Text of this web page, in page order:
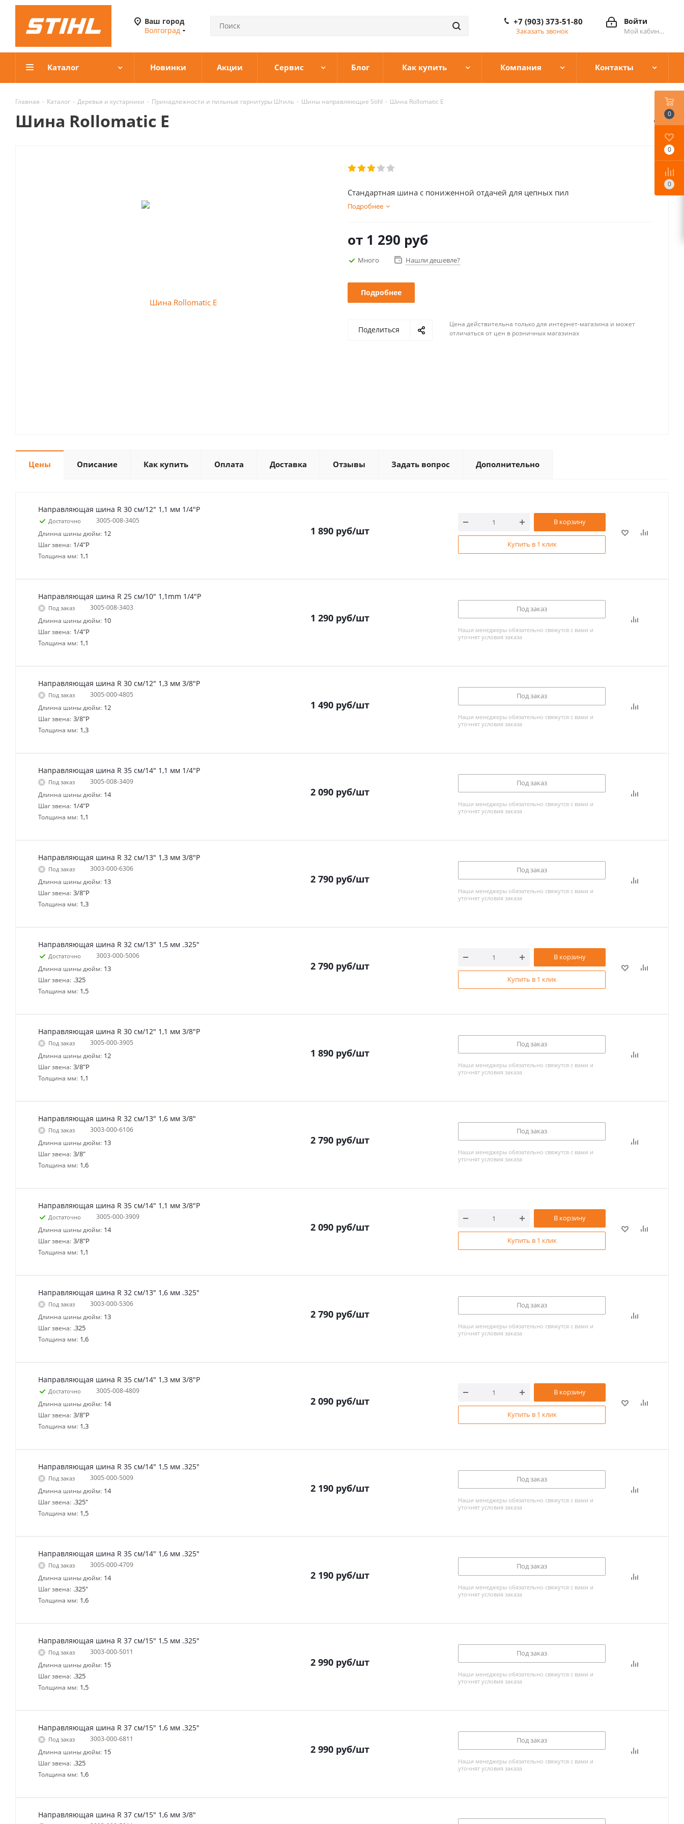
Ваш город
Волгоград
Войти
Мой кабинет
+7 (903) 373-51-80
Заказать звонок
Каталог Новинки Акции Сервис Блог Как купить Компания Контакты
Главная - Каталог - Деревья и кустарники - Принадлежности и пильные гарнитуры Штиль - Шины направляющие Stihl - Шина Rollomatic E
Шина Rollomatic E
Стандартная шина с пониженной отдачей для цепных пил
Подробнее
от 1 290 руб
Много Нашли дешевле?
Подробнее
Поделиться
Цена действительна только для интернет-магазина и может
отличаться от цен в розничных магазинах
Цены Описание Как купить Оплата Доставка Отзывы Задать вопрос Дополнительно
Направляющая шина R 30 см/12" 1,1 мм 1/4"P
Достаточно
3005-008-3405
Длинна шины дюйм: 12
Шаг звена: 1/4"P
Толщина мм: 1,1
1 890 руб/шт
В корзину
Купить в 1 клик
Направляющая шина R 25 см/10" 1,1mm 1/4"P
Под заказ
3005-008-3403
Длинна шины дюйм: 10
Шаг звена: 1/4"P
Толщина мм: 1,1
1 290 руб/шт
Под заказ
Наши менеджеры обязательно свяжутся с вами и
уточнят условия заказа
Направляющая шина R 30 см/12" 1,3 мм 3/8"P
Под заказ
3005-000-4805
Длинна шины дюйм: 12
Шаг звена: 3/8"P
Толщина мм: 1,3
1 490 руб/шт
Под заказ
Наши менеджеры обязательно свяжутся с вами и
уточнят условия заказа
Направляющая шина R 35 см/14" 1,1 мм 1/4"P
Под заказ
3005-008-3409
Длинна шины дюйм: 14
Шаг звена: 1/4"P
Толщина мм: 1,1
2 090 руб/шт
Под заказ
Наши менеджеры обязательно свяжутся с вами и
уточнят условия заказа
Направляющая шина R 32 см/13" 1,3 мм 3/8"P
Под заказ
3003-000-6306
Длинна шины дюйм: 13
Шаг звена: 3/8"P
Толщина мм: 1,3
2 790 руб/шт
Под заказ
Наши менеджеры обязательно свяжутся с вами и
уточнят условия заказа
Направляющая шина R 32 см/13" 1,5 мм .325"
Достаточно
3003-000-5006
Длинна шины дюйм: 13
Шаг звена: .325
Толщина мм: 1,5
2 790 руб/шт
В корзину
Купить в 1 клик
Направляющая шина R 30 см/12" 1,1 мм 3/8"P
Под заказ
3005-000-3905
Длинна шины дюйм: 12
Шаг звена: 3/8"P
Толщина мм: 1,1
1 890 руб/шт
Под заказ
Наши менеджеры обязательно свяжутся с вами и
уточнят условия заказа
Направляющая шина R 32 см/13" 1,6 мм 3/8"
Под заказ
3003-000-6106
Длинна шины дюйм: 13
Шаг звена: 3/8"
Толщина мм: 1,6
2 790 руб/шт
Под заказ
Наши менеджеры обязательно свяжутся с вами и
уточнят условия заказа
Направляющая шина R 35 см/14" 1,1 мм 3/8"P
Достаточно
3005-000-3909
Длинна шины дюйм: 14
Шаг звена: 3/8"P
Толщина мм: 1,1
2 090 руб/шт
В корзину
Купить в 1 клик
Направляющая шина R 32 см/13" 1,6 мм .325"
Под заказ
3003-000-5306
Длинна шины дюйм: 13
Шаг звена: .325
Толщина мм: 1,6
2 790 руб/шт
Под заказ
Наши менеджеры обязательно свяжутся с вами и
уточнят условия заказа
Направляющая шина R 35 см/14" 1,3 мм 3/8"P
Достаточно
3005-008-4809
Длинна шины дюйм: 14
Шаг звена: 3/8"P
Толщина мм: 1,3
2 090 руб/шт
В корзину
Купить в 1 клик
Направляющая шина R 35 см/14" 1,5 мм .325"
Под заказ
3005-000-5009
Длинна шины дюйм: 14
Шаг звена: .325"
Толщина мм: 1,5
2 190 руб/шт
Под заказ
Наши менеджеры обязательно свяжутся с вами и
уточнят условия заказа
Направляющая шина R 35 см/14" 1,6 мм .325"
Под заказ
3005-000-4709
Длинна шины дюйм: 14
Шаг звена: .325"
Толщина мм: 1,6
2 190 руб/шт
Под заказ
Наши менеджеры обязательно свяжутся с вами и
уточнят условия заказа
Направляющая шина R 37 см/15" 1,5 мм .325"
Под заказ
3003-000-5011
Длинна шины дюйм: 15
Шаг звена: .325
Толщина мм: 1,5
2 990 руб/шт
Под заказ
Наши менеджеры обязательно свяжутся с вами и
уточнят условия заказа
Направляющая шина R 37 см/15" 1,6 мм .325"
Под заказ
3003-000-6811
Длинна шины дюйм: 15
Шаг звена: .325
Толщина мм: 1,6
2 990 руб/шт
Под заказ
Наши менеджеры обязательно свяжутся с вами и
уточнят условия заказа
Направляющая шина R 37 см/15" 1,6 мм 3/8"
0
0
0